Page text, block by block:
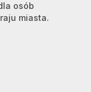
osób
miasta.